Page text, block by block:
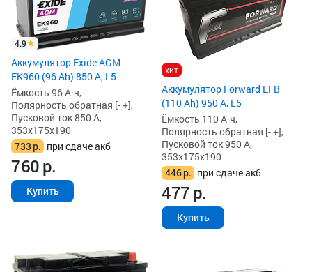
4.9
Аккумулятор Exide AGM
EK960 (96 Ah) 850 А, L5
Ёмкость 96 А·ч,
Полярность обратная [- +],
Пусковой ток 850 А,
353x175x190
733р. при сдаче акб
760р.
Купить
хит
Аккумулятор Forward EFB
(110 Ah) 950 А, L5
Ёмкость 110 А·ч,
Полярность обратная [- +],
Пусковой ток 950 А,
353x175x190
446р. при сдаче акб
477р.
Купить